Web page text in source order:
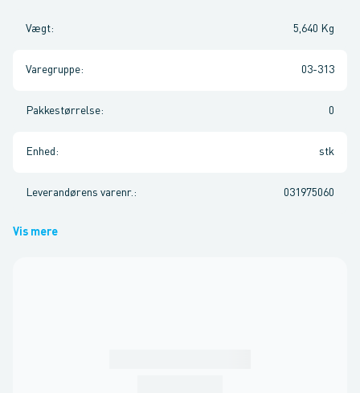
Vægt: 5,640 Kg
Varegruppe: 03-313
Pakkestørrelse: 0
Enhed : stk
Leverandørens varenr. : 031975060
Vis mere